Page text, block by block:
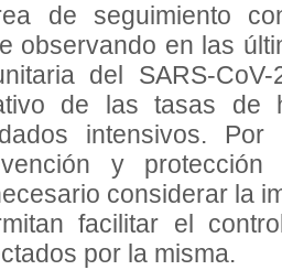
de seguimiento
observando en las
del SARS-
de las tasas de
intensivos.
y
considerar la
facilitar el
por la misma.